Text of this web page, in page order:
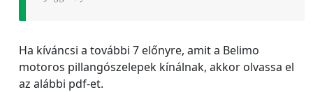
Ha kíváncsi a további 7 előnyre, amit a Belimo
motoros pillangószelepek kínálnak, akkor olvassa el
az alábbi pdf-et.